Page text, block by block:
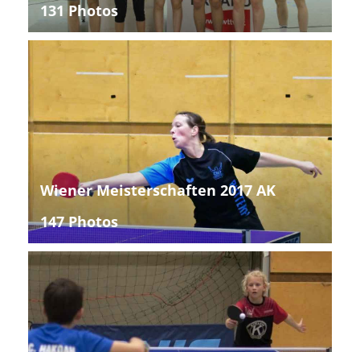
131 Photos
Wiener Meisterschaften 2017 AK
147 Photos